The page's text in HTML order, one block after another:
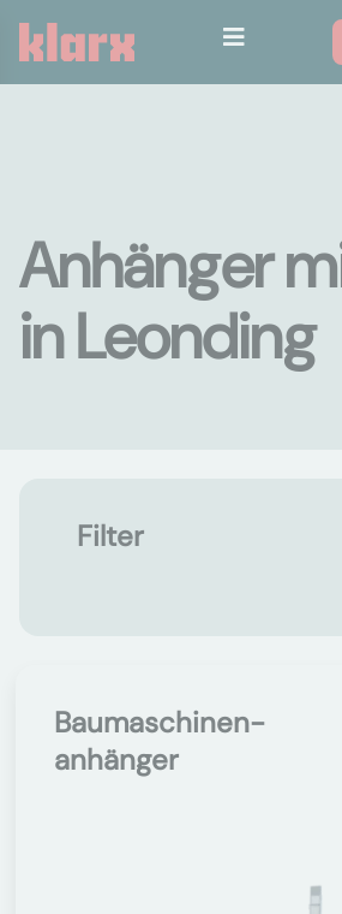
Anhänger
in Leonding
Filter
Baumaschinen-
anhänger